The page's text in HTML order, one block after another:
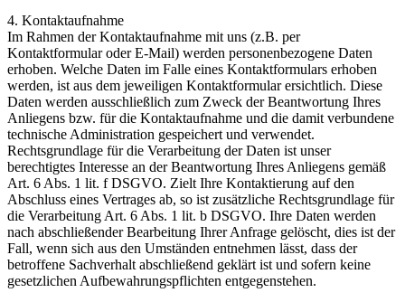
4. Kontaktaufnahme
Im Rahmen der Kontaktaufnahme mit uns (z.B. per
Kontaktformular oder E-Mail) werden personenbezogene Daten
erhoben. Welche Daten im Falle eines Kontaktformulars erhoben
werden, ist aus dem jeweiligen Kontaktformular ersichtlich. Diese
Daten werden ausschließlich zum Zweck der Beantwortung Ihres
Anliegens bzw. für die Kontaktaufnahme und die damit verbundene
technische Administration gespeichert und verwendet.
Rechtsgrundlage für die Verarbeitung der Daten ist unser
berechtigtes Interesse an der Beantwortung Ihres Anliegens gemäß
Art. 6 Abs. 1 lit. f DSGVO. Zielt Ihre Kontaktierung auf den
Abschluss eines Vertrages ab, so ist zusätzliche Rechtsgrundlage für
die Verarbeitung Art. 6 Abs. 1 lit. b DSGVO. Ihre Daten werden
nach abschließender Bearbeitung Ihrer Anfrage gelöscht, dies ist der
Fall, wenn sich aus den Umständen entnehmen lässt, dass der
betroffene Sachverhalt abschließend geklärt ist und sofern keine
gesetzlichen Aufbewahrungspflichten entgegenstehen.